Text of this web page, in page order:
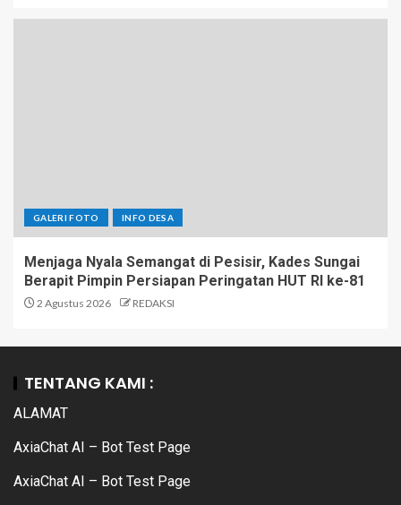
GALERI FOTO INFO DESA
Menjaga Nyala Semangat di Pesisir, Kades Sungai
Berapit Pimpin Persiapan Peringatan HUT RI ke-81
2 Agustus 2026 REDAKSI
TENTANG KAMI :
ALAMAT
AxiaChat AI – Bot Test Page
AxiaChat AI – Bot Test Page